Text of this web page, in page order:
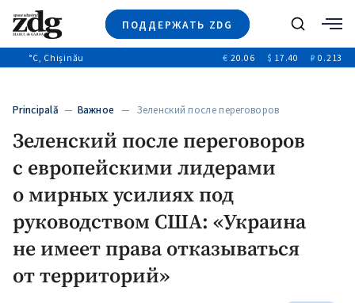
ПОДДЕРЖАТЬ ZDG
Новости
Расследования
Общество
+312
Поиск
°C, Chișinău € 20.06 $ 17.40 ₽ 0.213
Principală — Важное — Зеленский после переговоров
Зеленский после переговоров
с европейскими лидерами
о мирных усилиях под
руководством США: «Украина
не имеет права отказываться
от территорий»